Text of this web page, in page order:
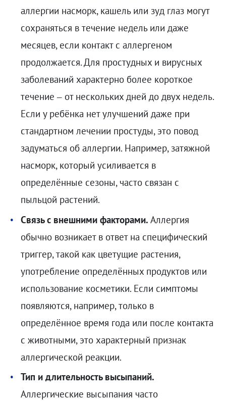
аллергии насморк, кашель или зуд глаз могут
сохраняться в течение недель или даже
месяцев, если контакт с аллергеном
продолжается. Для простудных и вирусных
заболеваний характерно более короткое
течение – от нескольких дней до двух недель.
Если у ребёнка нет улучшений даже при
стандартном лечении простуды, это повод
задуматься об аллергии. Например, затяжной
насморк, который усиливается в
определённые сезоны, часто связан с
пыльцой растений.
Связь с внешними факторами. Аллергия
обычно возникает в ответ на специфический
триггер, такой как цветущие растения,
употребление определённых продуктов или
использование косметики. Если симптомы
появляются, например, только в
определённое время года или после контакта
с животными, это характерный признак
аллергической реакции.
Тип и длительность высыпаний.
Аллергические высыпания часто